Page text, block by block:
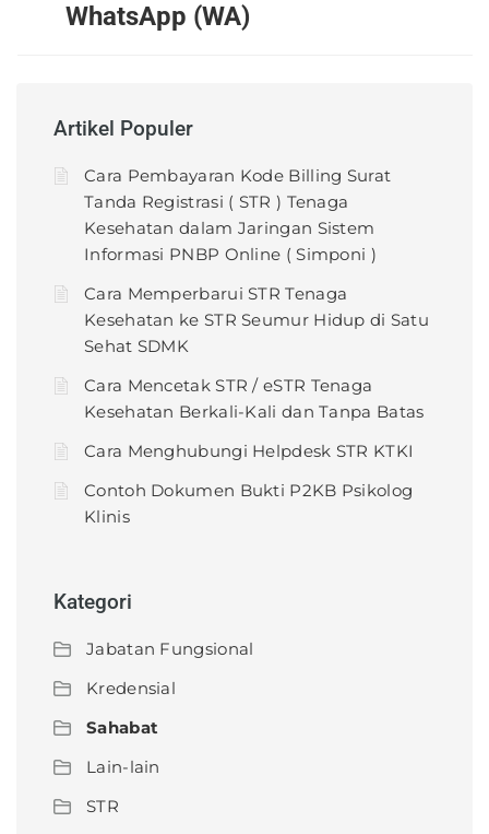
WhatsApp (WA)
Artikel Populer
Cara Pembayaran Kode Billing Surat
Tanda Registrasi ( STR ) Tenaga
Kesehatan dalam Jaringan Sistem
Informasi PNBP Online ( Simponi )
Cara Memperbarui STR Tenaga
Kesehatan ke STR Seumur Hidup di Satu
Sehat SDMK
Cara Mencetak STR / eSTR Tenaga
Kesehatan Berkali-Kali dan Tanpa Batas
Cara Menghubungi Helpdesk STR KTKI
Contoh Dokumen Bukti P2KB Psikolog
Klinis
Kategori
Jabatan Fungsional
Kredensial
Sahabat
Lain-lain
STR